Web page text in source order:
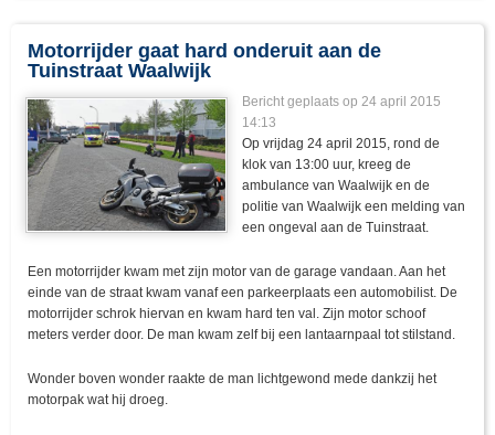
Motorrijder gaat hard onderuit aan de
Tuinstraat Waalwijk
Bericht geplaats op 24 april 2015
14:13
Op vrijdag 24 april 2015, rond de
klok van 13:00 uur, kreeg de
ambulance van Waalwijk en de
politie van Waalwijk een melding van
een ongeval aan de Tuinstraat.
Een motorrijder kwam met zijn motor van de garage vandaan. Aan het
einde van de straat kwam vanaf een parkeerplaats een automobilist. De
motorrijder schrok hiervan en kwam hard ten val. Zijn motor schoof
meters verder door. De man kwam zelf bij een lantaarnpaal tot stilstand.
Wonder boven wonder raakte de man lichtgewond mede dankzij het
motorpak wat hij droeg.